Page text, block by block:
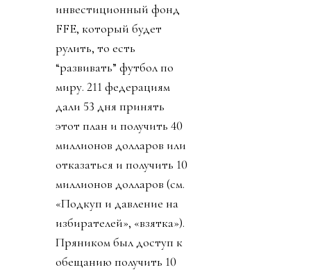
инвестиционный фонд
FFE, который будет
рулить, то есть
“развивать” футбол по
миру. 211 федерациям
дали 53 дня принять
этот план и получить 40
миллионов долларов или
отказаться и получить 10
миллионов долларов (см.
«Подкуп и давление на
избирателей», «взятка»).
Пряником был доступ к
обещанию получить 10